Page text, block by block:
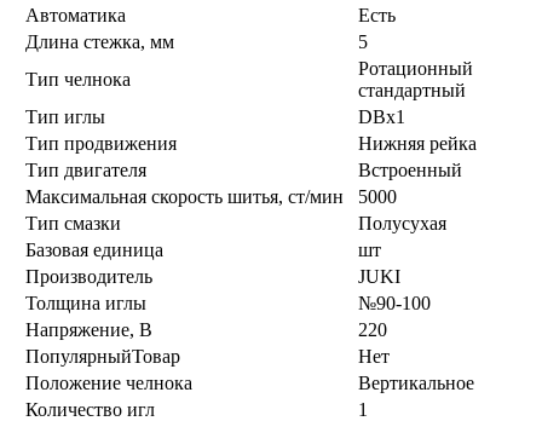
Автоматика
Есть
Длина стежка, мм
5
Тип челнока
Ротационный
стандартный
Тип иглы
DBx1
Тип продвижения
Нижняя рейка
Тип двигателя
Встроенный
Максимальная скорость шитья, ст/мин
5000
Тип смазки
Полусухая
Базовая единица
шт
Производитель
JUKI
Толщина иглы
№90-100
Напряжение, В
220
ПопулярныйТовар
Нет
Положение челнока
Вертикальное
Количество игл
1